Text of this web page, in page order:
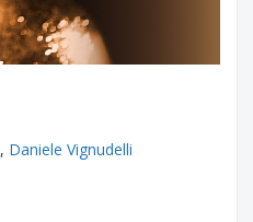
, Daniele Vignudelli